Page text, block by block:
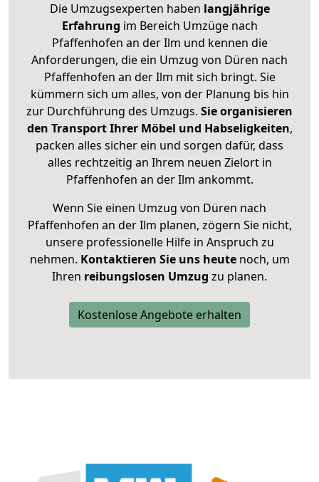
Die Umzugsexperten haben langjährige
Erfahrung im Bereich Umzüge nach
Pfaffenhofen an der Ilm und kennen die
Anforderungen, die ein Umzug von Düren nach
Pfaffenhofen an der Ilm mit sich bringt. Sie
kümmern sich um alles, von der Planung bis hin
zur Durchführung des Umzugs. Sie organisieren
den Transport Ihrer Möbel und Habseligkeiten,
packen alles sicher ein und sorgen dafür, dass
alles rechtzeitig an Ihrem neuen Zielort in
Pfaffenhofen an der Ilm ankommt.
Wenn Sie einen Umzug von Düren nach
Pfaffenhofen an der Ilm planen, zögern Sie nicht,
unsere professionelle Hilfe in Anspruch zu
nehmen. Kontaktieren Sie uns heutenoch, um
Ihren reibungslosen Umzug zu planen.
Kostenlose Angebote erhalten